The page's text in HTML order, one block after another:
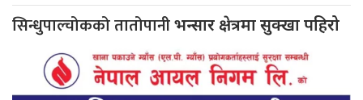
सिन्धुपाल्चोकको तातोपानीभन्सार क्षेत्रमा सुक्खा पहिरो